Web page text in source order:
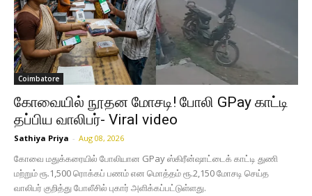
Coimbatore
கோவையில் நூதன மோசடி! போலி GPay காட்டி
தப்பிய வாலிபர்- Viral video
Sathiya Priya - Aug 08, 2026
கோவை மதுக்கரையில் போலியான GPay ஸ்கிரீன்ஷாட்டைக் காட்டி துணி
மற்றும் ரூ.1,500 ரொக்கப் பணம் என மொத்தம் ரூ.2,150 மோசடி செய்த
வாலிபர் குறித்து போலீசில் புகார் அளிக்கப்பட்டுள்ளது.